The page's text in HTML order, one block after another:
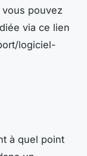
pouvez
via ce lien
logiciel-
à quel point